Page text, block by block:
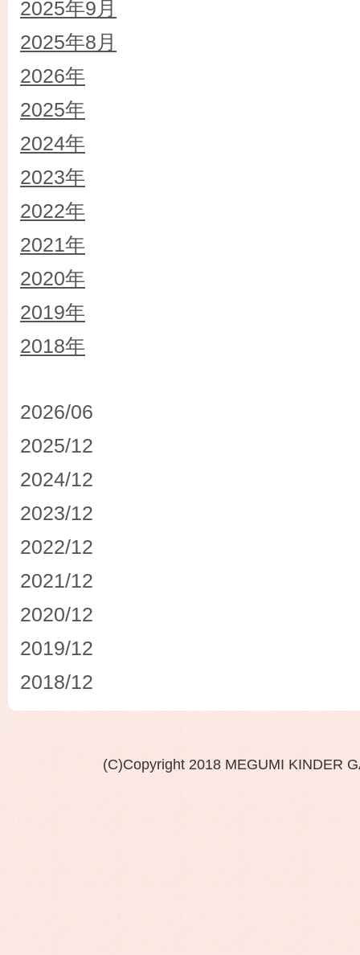
2025年9月
2025年8月
2026年
2025年
2024年
2023年
2022年
2021年
2020年
2019年
2018年
2026/06
2025/12
2024/12
2023/12
2022/12
2021/12
2020/12
2019/12
2018/12
(C)Copyright 2018 MEGUMI KINDER